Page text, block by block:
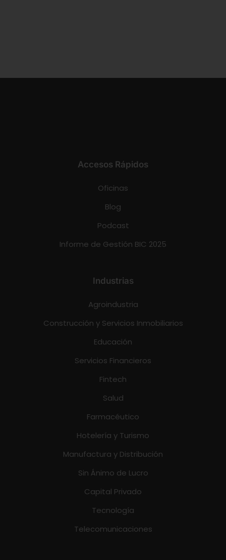
Accesos Rápidos
Oficinas
Blog
Podcast
Informe de Gestión BIC 2025
Industrias
Agroindustria
Construcción y Servicios Inmobiliarios
Educación
Servicios Financieros
Fintech
Salud
Farmacéutico
Hotelería y Turismo
Manufactura y Distribución
Sin Ánimo de Lucro
Capital Privado
Tecnología
Telecomunicaciones